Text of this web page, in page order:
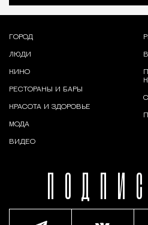
ГОРОД
ЛЮДИ
КИНО
РЕСТОРАНЫ И БАРЫ
КРАСОТА И ЗДОРОВЬЕ
МОДА
ВИДЕО